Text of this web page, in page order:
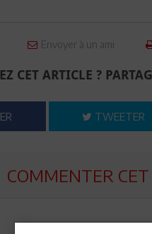
Envoyer à un ami
CET ARTICLE ?
TWEETER
COMMENTER